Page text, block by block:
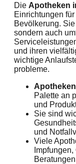
Die Apotheken
Einrichtungen
Bevölkerung.
sondern auch
und ihren
wichtige
probleme.
Palette an
und
Sie sind
und
Viele